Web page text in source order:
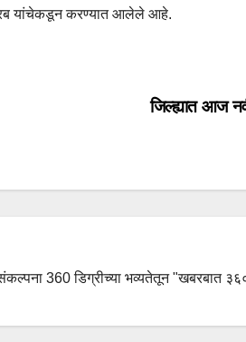
यांचेकडून करण्यात आलेले आहे.
जिल्ह्यात आज
360 डिग्रीच्या भव्यतेतून "खबरबात